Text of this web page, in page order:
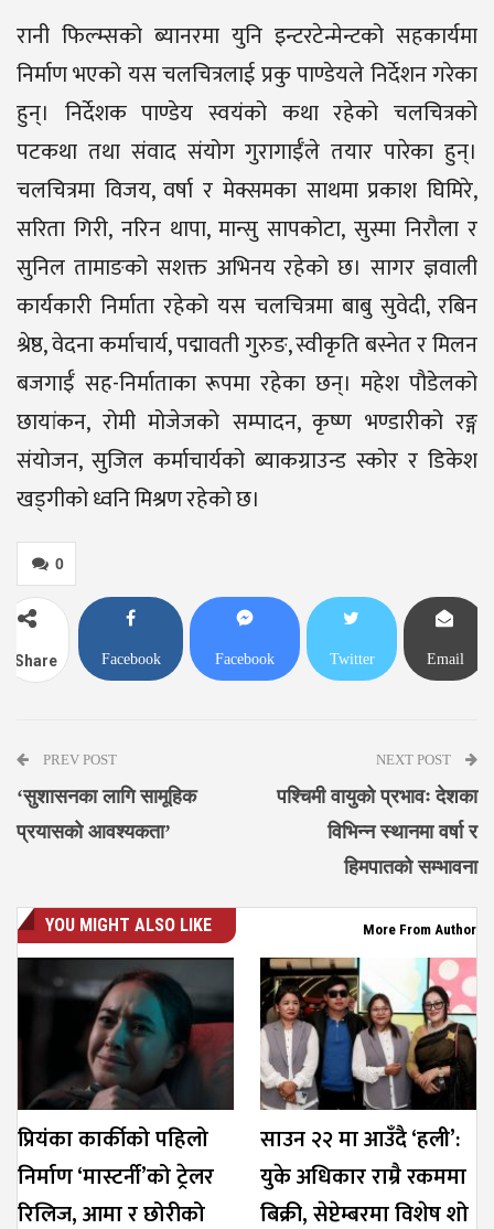
रानी फिल्म्सको ब्यानरमा युनि इन्टरटेन्मेन्टको सहकार्यमा
निर्माण भएको यस चलचित्रलाई प्रकु पाण्डेयले निर्देशन गरेका
हुन्। निर्देशक पाण्डेय स्वयंको कथा रहेको चलचित्रको
पटकथा तथा संवाद संयोग गुरागाईँले तयार पारेका हुन्।
चलचित्रमा विजय, वर्षा र मेक्समका साथमा प्रकाश घिमिरे,
सरिता गिरी, नरिन थापा, मान्सु सापकोटा, सुस्मा निरौला र
सुनिल तामाङको सशक्त अभिनय रहेको छ। सागर ज्ञवाली
कार्यकारी निर्माता रहेको यस चलचित्रमा बाबु सुवेदी, रबिन
श्रेष्ठ, वेदना कर्माचार्य, पद्मावती गुरुङ, स्वीकृति बस्नेत र मिलन
बजगाईँ सह-निर्माताका रूपमा रहेका छन्। महेश पौडेलको
छायांकन, रोमी मोजेजको सम्पादन, कृष्ण भण्डारीको रङ्ग
संयोजन, सुजिल कर्माचार्यको ब्याकग्राउन्ड स्कोर र डिकेश
खड्गीको ध्वनि मिश्रण रहेको छ।
0
Share Facebook Facebook Twitter Email
PREV POST
‘सुशासनका लागि सामूहिक
प्रयासको आवश्यकता’
NEXT POST
पश्चिमी वायुको प्रभावः देशका
विभिन्न स्थानमा वर्षा र
हिमपातको सम्भावना
YOU MIGHT ALSO LIKE More From Author
प्रियंका कार्कीको पहिलो
निर्माण ‘मास्टर्नी’को ट्रेलर
रिलिज, आमा र छोरीको
साउन २२ मा आउँदै ‘हली’:
युके अधिकार राम्रै रकममा
बिक्री, सेप्टेम्बरमा विशेष शो